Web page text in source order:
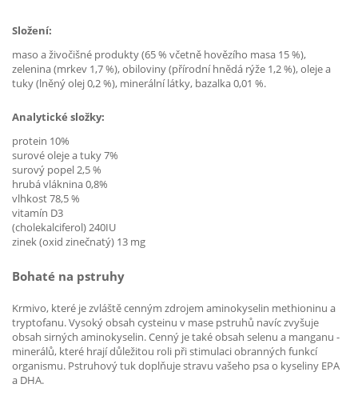
Složení:
maso a živočišné produkty (65 % včetně hovězího masa 15 %),
zelenina (mrkev 1,7 %), obiloviny (přírodní hnědá rýže 1,2 %), oleje a
tuky (lněný olej 0,2 %), minerální látky, bazalka 0,01 %.
Analytické složky:
protein 10%
surové oleje a tuky 7%
surový popel 2,5 %
hrubá vláknina 0,8%
vlhkost 78,5 %
vitamín D3
(cholekalciferol) 240IU
zinek (oxid zinečnatý) 13 mg
Bohaté na pstruhy
Krmivo, které je zvláště cenným zdrojem aminokyselin methioninu a
tryptofanu. Vysoký obsah cysteinu v mase pstruhů navíc zvyšuje
obsah sirných aminokyselin. Cenný je také obsah selenu a manganu -
minerálů, které hrají důležitou roli při stimulaci obranných funkcí
organismu. Pstruhový tuk doplňuje stravu vašeho psa o kyseliny EPA
a DHA.